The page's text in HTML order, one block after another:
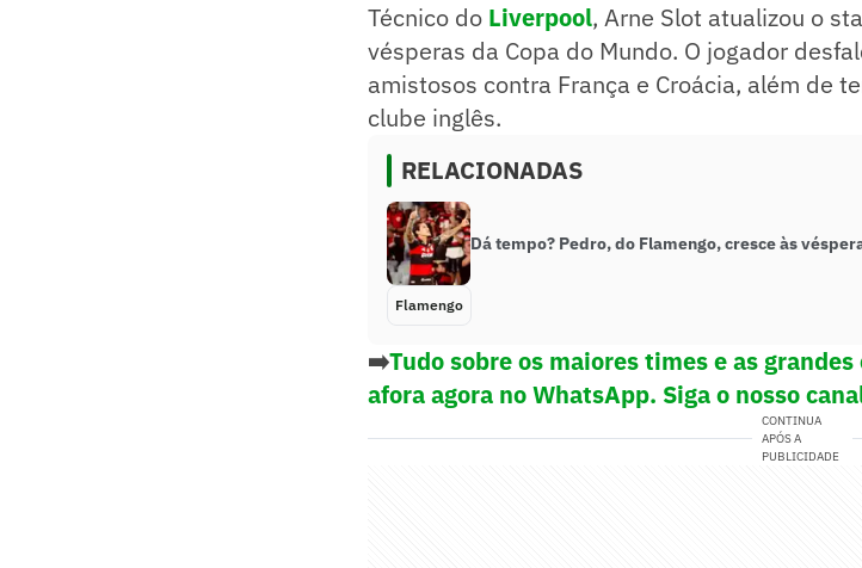
Técnico do Liverpool, Arne Slot atualizou o
vésperas da Copa do Mundo. O jogador
amistosos contra França e Croácia, além de
clube inglês.
RELACIONADAS
Dá tempo? Pedro, do Flamengo, cresce às
Flamengo
➡️Tudo sobre os maiores times e as
afora agora no WhatsApp. Siga o nosso
CONTINUA
APÓS A
PUBLICIDADE